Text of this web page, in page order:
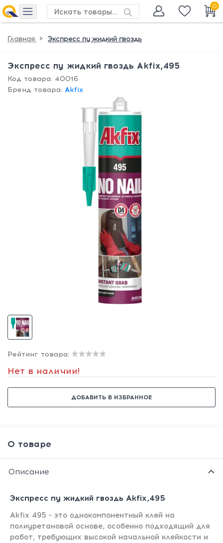
0
Главная > Экспресс пу жидкий гвоздь
Экспресс пу жидкий гвоздь Akfix,495
Код товара: 40016
Бренд товара: Akfix
Рейтинг товара:
Нет в наличии!
ДОБАВИТЬ В ИЗБРАННОЕ
О товаре
Описание
Экспресс пу жидкий гвоздь Akfix,495
Akfix 495 - это однокомпонентный клей на
полиуретановой основе, особенно подходящий для
работ, требующих высокой начальной клейкости и